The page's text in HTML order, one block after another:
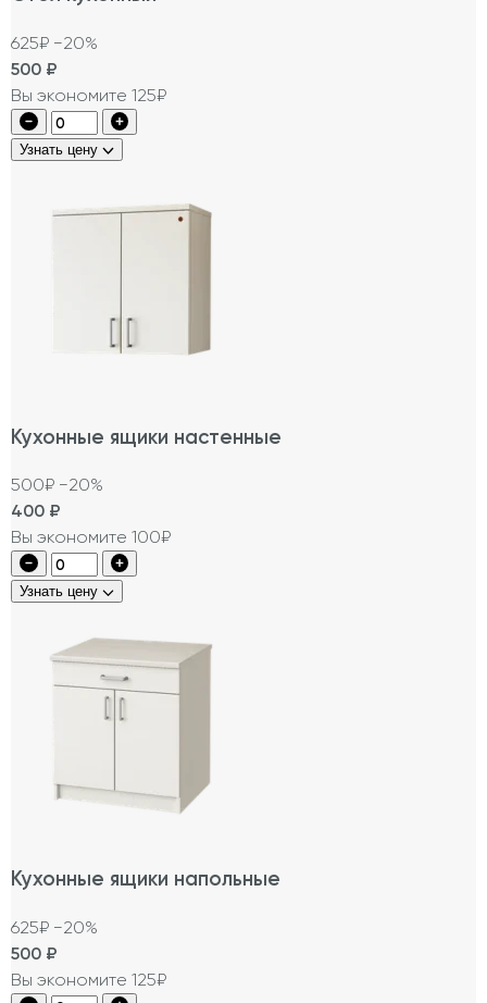
625₽ −20%
500 ₽
Вы экономите 125₽
Узнать цену
Кухонные ящики настенные
500₽ −20%
400 ₽
Вы экономите 100₽
Узнать цену
Кухонные ящики напольные
625₽ −20%
500 ₽
Вы экономите 125₽